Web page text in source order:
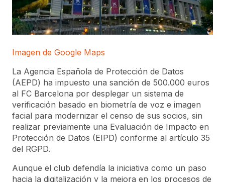
Imagen de Google Maps
La Agencia Española de Protección de Datos
(AEPD) ha impuesto una sanción de 500.000 euros
al FC Barcelona por desplegar un sistema de
verificación basado en biometría de voz e imagen
facial para modernizar el censo de sus socios, sin
realizar previamente una Evaluación de Impacto en
Protección de Datos (EIPD) conforme al artículo 35
del RGPD.
Aunque el club defendía la iniciativa como un paso
hacia la digitalización y la mejora en los procesos de